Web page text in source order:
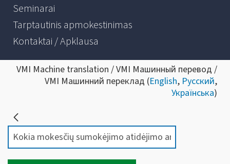
Seminarai
Tarptautinis apmokestinimas
Kontaktai / Apklausa
VMI Machine translation / VMI Машинный перевод /
VMI Машинний переклад (English, Русский,
Українська)